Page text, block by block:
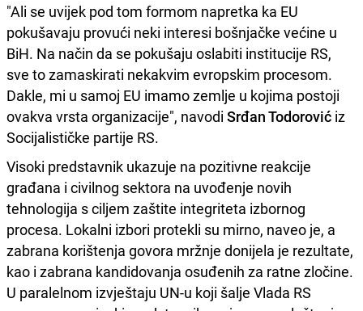
"Ali se uvijek pod tom formom napretka ka EU
pokušavaju provući neki interesi bošnjačke većine u
BiH. Na način da se pokušaju oslabiti institucije RS,
sve to zamaskirati nekakvim evropskim procesom.
Dakle, mi u samoj EU imamo zemlje u kojima postoji
ovakva vrsta organizacije", navodi Srđan Todorović iz
Socijalističke partije RS.
Visoki predstavnik ukazuje na pozitivne reakcije
građana i civilnog sektora na uvođenje novih
tehnologija s ciljem zaštite integriteta izbornog
procesa. Lokalni izbori protekli su mirno, naveo je, a
zabrana korištenja govora mržnje donijela je rezultate,
kao i zabrana kandidovanja osuđenih za ratne zločine.
U paralelnom izvještaju UN-u koji šalje Vlada RS